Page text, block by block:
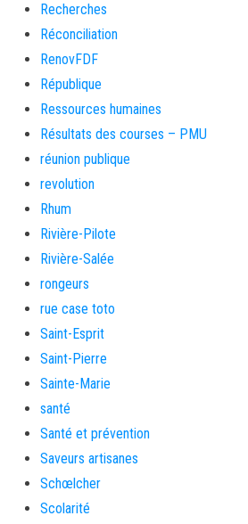
Recherches
Réconciliation
RenovFDF
République
Ressources humaines
Résultats des courses – PMU
réunion publique
revolution
Rhum
Rivière-Pilote
Rivière-Salée
rongeurs
rue case toto
Saint-Esprit
Saint-Pierre
Sainte-Marie
santé
Santé et prévention
Saveurs artisanes
Schœlcher
Scolarité